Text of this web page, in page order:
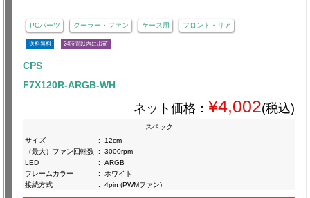
PCパーツ クーラー・ファン ケース用 フロント・リア
送料無料 24時間以内に出荷
CPS
F7X120R-ARGB-WH
ネット価格： ¥4,002(税込)
スペック
サイズ
:
12cm
（最大）ファン回転数 :
3000rpm
LED
:
ARGB
フレームカラー
:
ホワイト
接続方式
: 4pin (PWMファン)